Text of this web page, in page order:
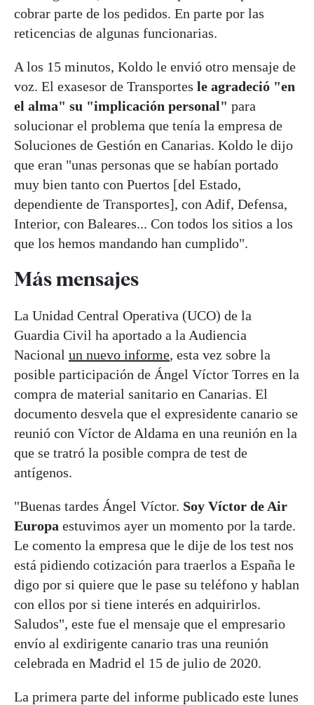
cobrar parte de los pedidos. En parte por las
reticencias de algunas funcionarias.
A los 15 minutos, Koldo le envió otro mensaje de
voz. El exasesor de Transportes le agradeció "en
el alma" su "implicación personal" para
solucionar el problema que tenía la empresa de
Soluciones de Gestión en Canarias. Koldo le dijo
que eran "unas personas que se habían portado
muy bien tanto con Puertos [del Estado,
dependiente de Transportes], con Adif, Defensa,
Interior, con Baleares... Con todos los sitios a los
que los hemos mandando han cumplido".
Más mensajes
La Unidad Central Operativa (UCO) de la
Guardia Civil ha aportado a la Audiencia
Nacional un nuevo informe, esta vez sobre la
posible participación de Ángel Víctor Torres en la
compra de material sanitario en Canarias. El
documento desvela que el expresidente canario se
reunió con Víctor de Aldama en una reunión en la
que se tratró la posible compra de test de
antígenos.
"Buenas tardes Ángel Víctor. Soy Víctor de Air
Europa estuvimos ayer un momento por la tarde.
Le comento la empresa que le dije de los test nos
está pidiendo cotización para traerlos a España le
digo por si quiere que le pase su teléfono y hablan
con ellos por si tiene interés en adquirirlos.
Saludos", este fue el mensaje que el empresario
envío al exdirigente canario tras una reunión
celebrada en Madrid el 15 de julio de 2020.
La primera parte del informe publicado este lunes